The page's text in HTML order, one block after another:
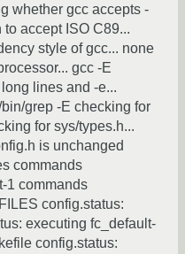
whether gcc accepts -
accept ISO C89...
style of gcc... none
gcc -E
lines and -e...
grep -E checking for
for sys/types.h...
is unchanged
commands
1 commands
config.status:
executing fc_default-
config.status: